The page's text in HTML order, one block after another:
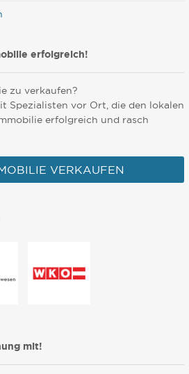
erfolgreich!
zu verkaufen?
Spezialisten vor Ort, die den lokalen
erfolgreich und rasch
VERKAUFEN
mit!